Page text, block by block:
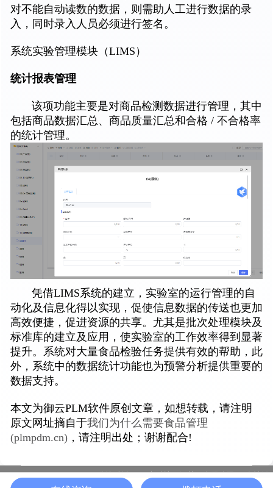
对不能自动读数的数据，则需助人工进行数据的录
入，同时录入人员必须进行签名。
系统实验管理模块（LIMS）
统计报表管理
该项功能主要是对商品检测数据进行管理，其中
包括商品数据汇总、商品质量汇总和合格 / 不合格率
的统计管理。
凭借LIMS系统的建立，实验室的运行管理的自
动化及信息化得以实现，促使信息数据的传送也更加
高效便捷，促进资源的共享。尤其是批次处理模块及
标准库的建立及应用，使实验室的工作效率得到显著
提升。系统对大量食品检验任务提供有效的帮助，此
外，系统中的数据统计功能也为预警分析提供重要的
数据支持。
本文为御云PLM软件原创文章，如想转载，请注明
原文网址摘自于我们为什么需要食品管理
(plmpdm.cn) ，请注明出处；谢谢配合!
苏ICP备19037339号-10 | 版权所有：一半科技（江苏）有限公司 友情链